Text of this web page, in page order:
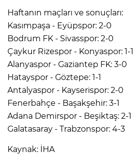
Haftanın maçları ve sonuçları:
Kasımpaşa - Eyüpspor: 2-0
Bodrum FK - Sivasspor: 2-0
Çaykur Rizespor - Konyaspor: 1-1
Alanyaspor - Gaziantep FK: 3-0
Hatayspor - Göztepe: 1-1
Antalyaspor - Kayserispor: 2-0
Fenerbahçe - Başakşehir: 3-1
Adana Demirspor - Beşiktaş: 2-1
Galatasaray - Trabzonspor: 4-3
Kaynak: İHA